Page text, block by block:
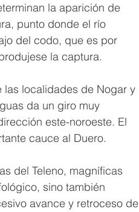
la aparición de
punto donde el río
del codo, que es por
la captura.
las localidades de Nogar y
da un giro muy
este-noroeste. El
cauce al Duero.
del Teleno, magníficas
sino también
avance y retroceso de